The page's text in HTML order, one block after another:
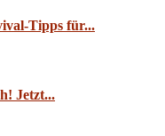
Tipps für...
Jetzt...